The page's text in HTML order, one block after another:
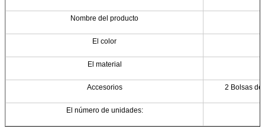
Nombre del producto
El color
El material
Accesorios 2 Bolsas de
El número de unidades: